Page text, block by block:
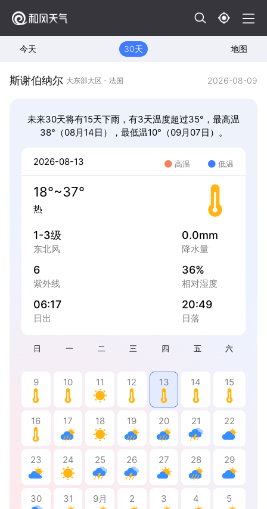
今天 30天 地图
斯谢伯纳尔 大东部大区 - 法国 2026-08-09
未来30天将有15天下雨，有3天温度超过35°，最高温
38°（08月14日），最低温10°（09月07日）。
日 一 二 三 四 五 六
9 10 11 12 13 14 15
16 17 18 19 20 21 22
23 24 25 26 27 28 29
30 31 9月 2 3 4 5
2026-08-13 高温 低温
18°~37°
热
1-3级
东北风
0.0mm
降水量
6
紫外线
36%
相对湿度
06:17
日出
20:49
日落